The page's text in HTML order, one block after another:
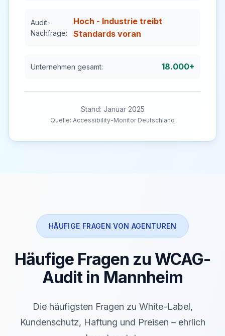
Audit-
Nachfrage:
Hoch - Industrie treibt
Standards voran
Unternehmen gesamt: 18.000+
Stand: Januar 2025
Quelle: Accessibility-Monitor Deutschland
HÄUFIGE FRAGEN VON AGENTUREN
Häufige Fragen zu WCAG-
Audit in Mannheim
Die häufigsten Fragen zu White-Label,
Kundenschutz, Haftung und Preisen – ehrlich